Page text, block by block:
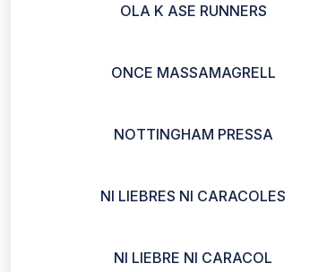
OLA K ASE RUNNERS
ONCE MASSAMAGRELL
NOTTINGHAM PRESSA
NI LIEBRES NI CARACOLES
NI LIEBRE NI CARACOL